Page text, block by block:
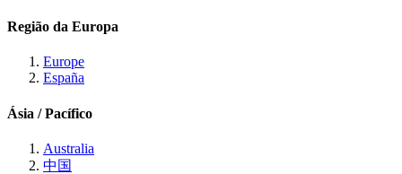
Região da Europa
Europe
España
Ásia / Pacífico
Australia
中国